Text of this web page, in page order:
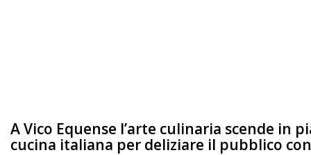
A Vico Equense l’arte culinaria scende in
cucina italiana per deliziare il pubblico